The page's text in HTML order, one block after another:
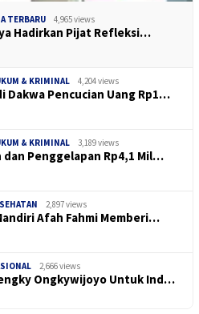
TERBARU 4,965 views
Hadirkan Pijat Refleksi…
& KRIMINAL 4,204 views
Dakwa Pencucian Uang Rp1…
& KRIMINAL 3,189 views
dan Penggelapan Rp4,1 Mil…
2,897 views
Afah Fahmi Memberi…
2,666 views
Ongkywijoyo Untuk Ind…